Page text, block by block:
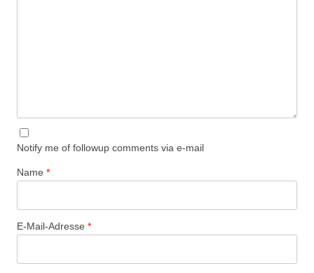
Notify me of followup comments via e-mail
Name *
E-Mail-Adresse *